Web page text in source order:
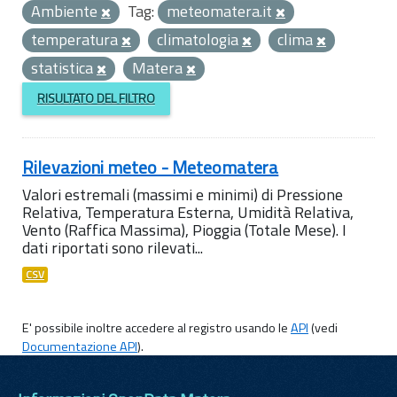
Ambiente
Tag: meteomatera.it
temperatura
climatologia
clima
statistica
Matera
RISULTATO DEL FILTRO
Rilevazioni meteo - Meteomatera
Valori estremali (massimi e minimi) di Pressione
Relativa, Temperatura Esterna, Umidità Relativa,
Vento (Raffica Massima), Pioggia (Totale Mese). I
dati riportati sono rilevati...
CSV
E' possibile inoltre accedere al registro usando leAPI(vedi
Documentazione API).